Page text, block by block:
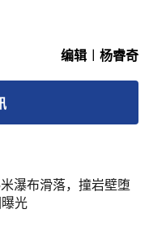
编辑︱杨睿奇
瀑布滑落，撞岩壁堕
曝光